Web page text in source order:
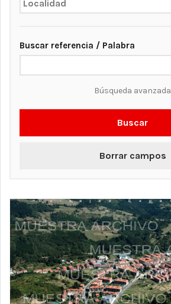
Buscar referencia / Palabra
Búsqueda avanzada
Buscar
Borrar campos